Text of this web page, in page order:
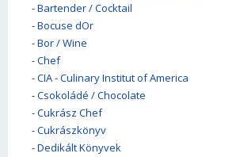
-Bartender / Cocktail
-Bocuse dOr
-Bor / Wine
-Chef
-CIA - Culinary Institut of America
-Csokoládé / Chocolate
-Cukrász Chef
-Cukrászkönyv
-Dedikált Könyvek